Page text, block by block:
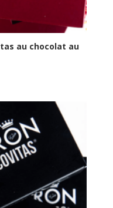
au chocolat au